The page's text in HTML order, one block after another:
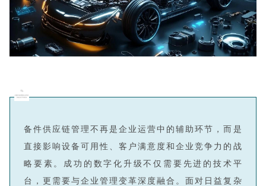
备件供应链管理不再是企业运营中的辅助环节，而是
直接影响设备可用性、客户满意度和企业竞争力的战
略要素。成功的数字化升级不仅需要先进的技术平
台，更需要与企业管理变革深度融合。面对日益复杂